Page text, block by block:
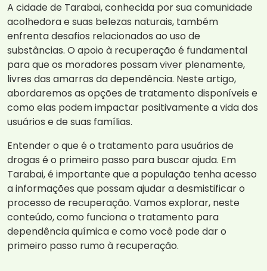
A cidade de Tarabai, conhecida por sua comunidade
acolhedora e suas belezas naturais, também
enfrenta desafios relacionados ao uso de
substâncias. O apoio à recuperação é fundamental
para que os moradores possam viver plenamente,
livres das amarras da dependência. Neste artigo,
abordaremos as opções de tratamento disponíveis e
como elas podem impactar positivamente a vida dos
usuários e de suas famílias.
Entender o que é o tratamento para usuários de
drogas é o primeiro passo para buscar ajuda. Em
Tarabai, é importante que a população tenha acesso
a informações que possam ajudar a desmistificar o
processo de recuperação. Vamos explorar, neste
conteúdo, como funciona o tratamento para
dependência química e como você pode dar o
primeiro passo rumo à recuperação.